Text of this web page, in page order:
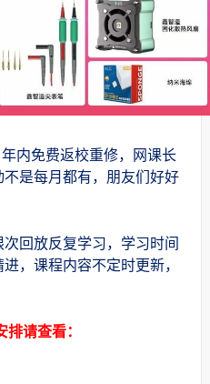
内免费返校重修，网课长
是每月都有，朋友们好好
回放反复学习，学习时间
，课程内容不定时更新，
请查看：